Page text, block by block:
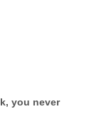
you never